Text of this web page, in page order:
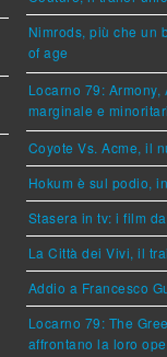
Nimrods, più che un
of age
Locarno 79:
marginale e
Coyote Vs. Acme, il
Hokum è sul podio,
Stasera in tv: i film
La Città dei Vivi, il
Addio a Francesco
Locarno 79: The
affrontano la loro